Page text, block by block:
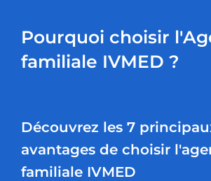
Pourquoi choisir
familiale IVMED ?
Découvrez les 7
avantages de choisir
familiale IVMED